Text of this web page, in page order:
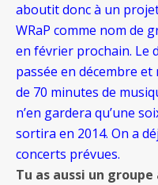
aboutit donc à un
WRaP comme nom de
en février prochain. Le
passée en décembre
de 70 minutes de
n’en gardera qu’une
sortira en 2014. On a
concerts prévues.
Tu as aussi un